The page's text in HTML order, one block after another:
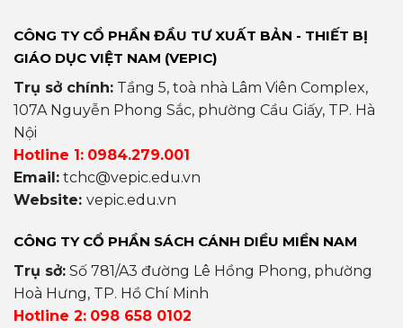
CÔNG TY CỔ PHẦN ĐẦU TƯ XUẤT BẢN - THIẾT BỊ
GIÁO DỤC VIỆT NAM (VEPIC)
Trụ sở chính: Tầng 5, toà nhà Lâm Viên Complex,
107A Nguyễn Phong Sắc, phường Cầu Giấy, TP. Hà
Nội
Hotline 1: 0984.279.001
Email: tchc@vepic.edu.vn
Website: vepic.edu.vn
CÔNG TY CỔ PHẦN SÁCH CÁNH DIỀU MIỀN NAM
Trụ sở: Số 781/A3 đường Lê Hồng Phong, phường
Hoà Hưng, TP. Hồ Chí Minh
Hotline 2: 098 658 0102